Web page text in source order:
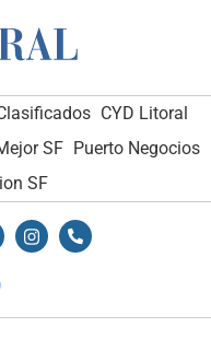
CYD Litoral
SF Puerto Negocios
SF